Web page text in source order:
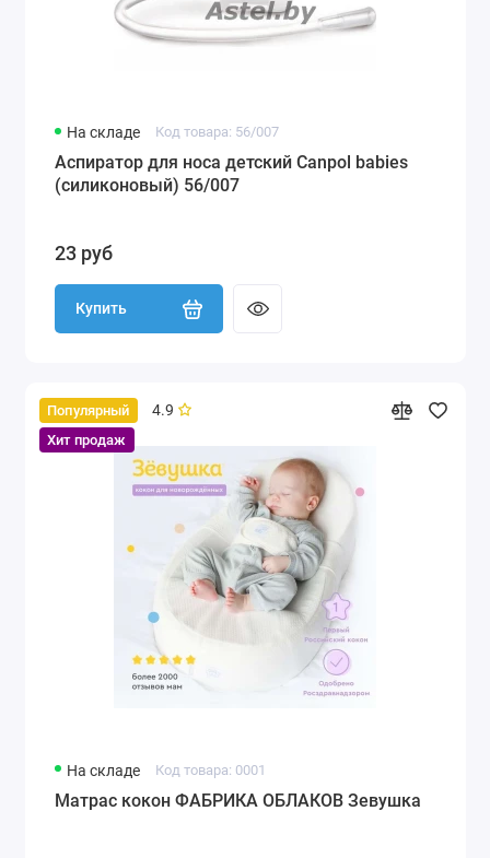
На складе Код товара: 56/007
Аспиратор для носа детский Canpol babies
(силиконовый) 56/007
23 руб
Купить
Популярный
Хит продаж
4.9
На складе Код товара: 0001
Матрас кокон ФАБРИКА ОБЛАКОВ Зевушка